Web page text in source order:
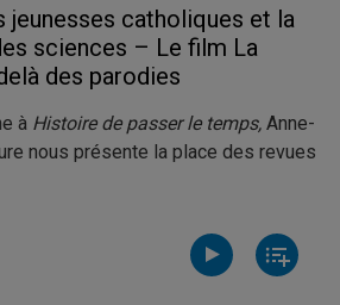
jeunesses catholiques et la
sciences – Le film La
des parodies
à Histoire de passer le temps, Anne-
nous présente la place des revues
dans les années 1960. Pour
Poulin s’intéresse au film
La
fois parodié. Il nous explique